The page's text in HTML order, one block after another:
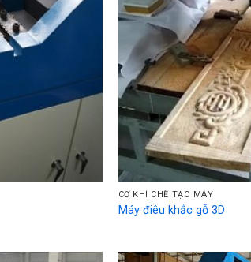
CƠ KHÍ CHẾ TẠO MÁY
Máy điêu khắc gỗ 3D